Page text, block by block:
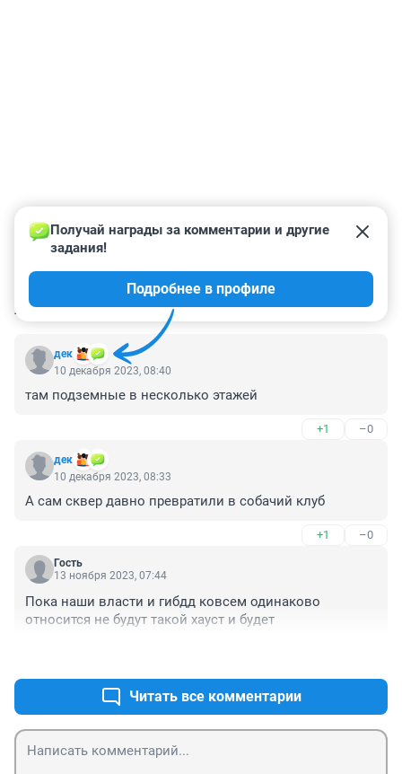
КОММЕНТАРИИ 211
дек
Получай награды за комментарии и другие
задания!
Подробнее в профиле
10 декабря 2023, 08:40
там подземные в несколько этажей
+1 –0
дек
10 декабря 2023, 08:33
А сам сквер давно превратили в собачий клуб
+1 –0
Гость
13 ноября 2023, 07:44
Пока наши власти и гибдд ковсем одинаково
относится не будут такой хауст и будет
Читать все комментарии